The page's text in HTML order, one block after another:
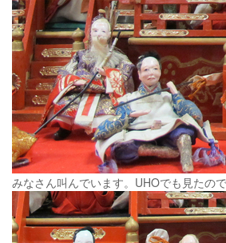
みなさん叫んでいます。UHOでも見たの